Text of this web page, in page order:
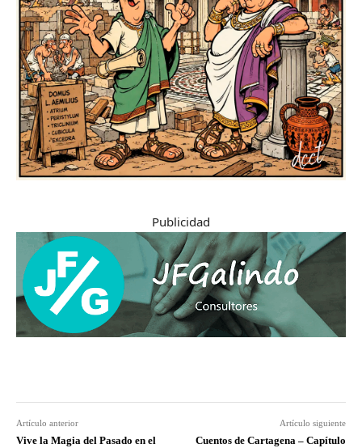
Publicidad
Artículo anterior
Vive la Magia del Pasado en el
Artículo siguiente
Cuentos de Cartagena – Capítulo